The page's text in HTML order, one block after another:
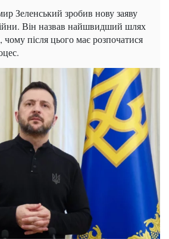
Зеленський зробив нову заяву
Він назвав найшвидший шлях
після цього має розпочатися